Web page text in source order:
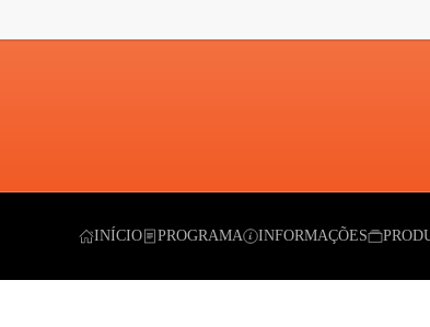
INÍCIO PROGRAMA INFORMAÇÕES